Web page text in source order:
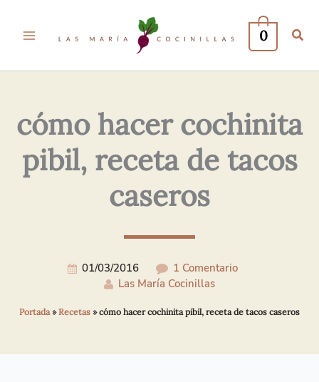
0
cómo hacer cochinita
pibil, receta de tacos
caseros
01/03/2016
1 Comentario
Las María Cocinillas
Portada»Recetas »cómo hacer cochinita pibil, receta de tacos caseros
Electrónico*